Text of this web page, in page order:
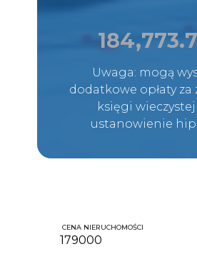
Uwaga: mogą
dodatkowe opłaty za
księgi wieczystej
ustanowienie
CENA NIERUCHOMOŚCI